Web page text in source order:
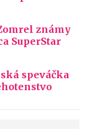
Zomrel známy
SuperStar
speváčka